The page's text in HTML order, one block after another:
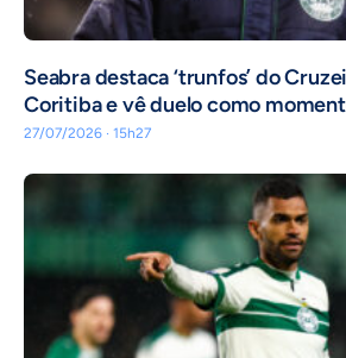
Seabra destaca ‘trunfos’ do
Coritiba e vê duelo como
27/07/2026 · 15h27